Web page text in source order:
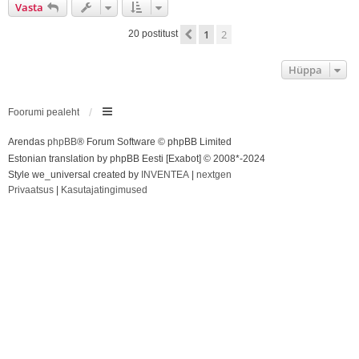
Vasta
20 postitust Eelmine
1 2
Hüppa
Foorumi pealeht
Arendas phpBB® Forum Software © phpBB Limited
Estonian translation by phpBB Eesti [Exabot] © 2008*-2024
Style we_universal created by INVENTEA
nextgen
Privaatsus
Kasutajatingimused